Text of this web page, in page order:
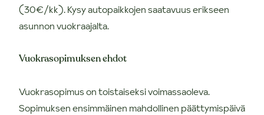
(30€/kk). Kysy autopaikkojen saatavuus erikseen
asunnon vuokraajalta.
Vuokrasopimuksen ehdot
Vuokrasopimus on toistaiseksi voimassaoleva.
Sopimuksen ensimmäinen mahdollinen päättymispäivä